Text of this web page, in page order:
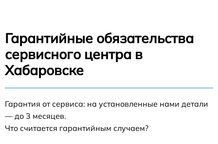
Гарантийные обязательства
сервисного центра в
Хабаровске
Гарантия от сервиса: на установленные нами детали
— до 3 месяцев.
Что считается гарантийным случаем?